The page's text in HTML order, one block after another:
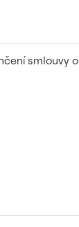
smlouvy